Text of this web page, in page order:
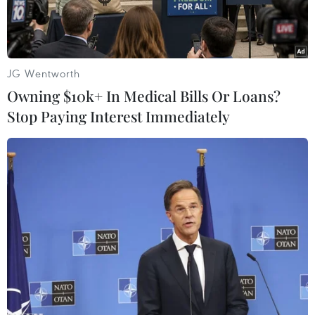
An ninh thắt chặt bên ngoài tòa nhà diên ra Khai mạc Hội nghị
An ninh Munich lần thứ 51. (Nguồn: DPA)
Ngày 6/2, Hội nghị An ninh Munich lần thứ 51
đã khai mạc tại Munich (Đức) với sự tham dự
của hơn 400 quan chức, trong đó có khoảng 20
nguyên thủ quốc gia và người đứng đầu chính
phủ, cùng khoảng 60 bộ trưởng ngoại giao, bộ
trưởng quốc phòng các nước.
JG Wentworth
Owning $10k+ In Medical Bills Or Loans?
Stop Paying Interest Immediately